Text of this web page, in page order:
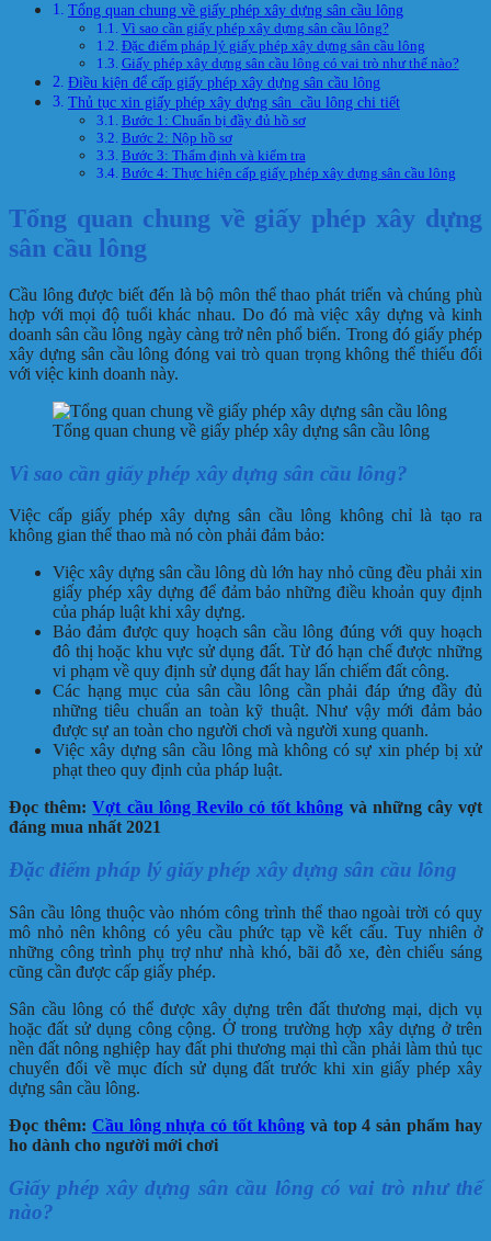
Tổng quan chung về giấy phép xây dựng sân cầu lông
Vì sao cần giấy phép xây dựng sân cầu lông?
Đặc điểm pháp lý giấy phép xây dựng sân cầu lông
Giấy phép xây dựng sân cầu lông có vai trò như thế nào?
Điều kiện để cấp giấy phép xây dựng sân cầu lông
Thủ tục xin giấy phép xây dựng sân cầu lông chi tiết
Bước 1: Chuẩn bị đầy đủ hồ sơ
Bước 2: Nộp hồ sơ
Bước 3: Thẩm định và kiểm tra
Bước 4: Thực hiện cấp giấy phép xây dựng sân cầu lông
Tổng quan chung về giấy phép xây dựng
sân cầu lông
Cầu lông được biết đến là bộ môn thể thao phát triển và chúng phù
hợp với mọi độ tuổi khác nhau. Do đó mà việc xây dựng và kinh
doanh sân cầu lông ngày càng trở nên phổ biến. Trong đó giấy phép
xây dựng sân cầu lông đóng vai trò quan trọng không thể thiếu đối
với việc kinh doanh này.
Tổng quan chung về giấy phép xây dựng sân cầu lông
Vì sao cần giấy phép xây dựng sân cầu lông?
Việc cấp giấy phép xây dựng sân cầu lông không chỉ là tạo ra
không gian thể thao mà nó còn phải đảm bảo:
Việc xây dựng sân cầu lông dù lớn hay nhỏ cũng đều phải xin
giấy phép xây dựng để đảm bảo những điều khoản quy định
của pháp luật khi xây dựng.
Bảo đảm được quy hoạch sân cầu lông đúng với quy hoạch
đô thị hoặc khu vực sử dụng đất. Từ đó hạn chế được những
vi phạm về quy định sử dụng đất hay lấn chiếm đất công.
Các hạng mục của sân cầu lông cần phải đáp ứng đầy đủ
những tiêu chuẩn an toàn kỹ thuật. Như vậy mới đảm bảo
được sự an toàn cho người chơi và người xung quanh.
Việc xây dựng sân cầu lông mà không có sự xin phép bị xử
phạt theo quy định của pháp luật.
Đọc thêm:Vợt cầu lông Revilo có tốt không và những cây vợt
đáng mua nhất 2021
Đặc điểm pháp lý giấy phép xây dựng sân cầu lông
Sân cầu lông thuộc vào nhóm công trình thể thao ngoài trời có quy
mô nhỏ nên không có yêu cầu phức tạp về kết cấu. Tuy nhiên ở
những công trình phụ trợ như nhà khó, bãi đỗ xe, đèn chiếu sáng
cũng cần được cấp giấy phép.
Sân cầu lông có thể được xây dựng trên đất thương mại, dịch vụ
hoặc đất sử dụng công cộng. Ở trong trường hợp xây dựng ở trên
nền đất nông nghiệp hay đất phi thương mại thì cần phải làm thủ tục
chuyển đổi về mục đích sử dụng đất trước khi xin giấy phép xây
dựng sân cầu lông.
Đọc thêm: Cầu lông nhựa có tốt khôngvà top 4 sản phẩm hay
ho dành cho người mới chơi
Giấy phép xây dựng sân cầu lông có vai trò như thế
nào?